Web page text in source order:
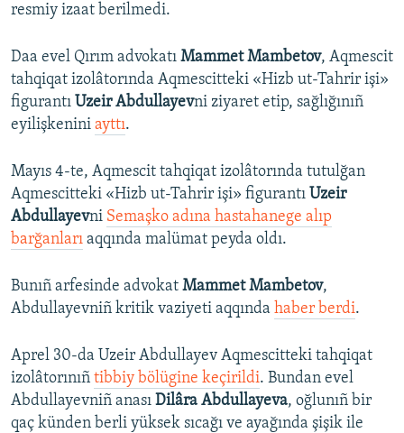
resmiy izaat berilmedi.
Daa evel Qırım advokatı Mammet Mambetov, Aqmescit
tahqiqat izolâtorında Aqmescitteki «Hizb ut-Tahrir işi»
figurantı Uzeir Abdullayevni ziyaret etip, sağlığınıñ
eyilişkenini ayttı.
Mayıs 4-te, Aqmescit tahqiqat izolâtorında tutulğan
Aqmescitteki «Hizb ut-Tahrir işi» figurantı Uzeir
Abdullayevni Semaşko adına hastahanege alıp
barğanları aqqında malümat peyda oldı.
Bunıñ arfesinde advokat Mammet Mambetov,
Abdullayevniñ kritik vaziyeti aqqında haber berdi.
Aprel 30-da Uzeir Abdullayev Aqmescitteki tahqiqat
izolâtorınıñ tibbiy bölügine keçirildi. Bundan evel
Abdullayevniñ anası Dilâra Abdullayeva, oğlunıñ bir
qaç künden berli yüksek sıcağı ve ayağında şişik ile